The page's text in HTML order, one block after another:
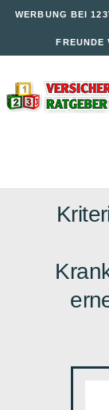
WERBUNG BEI
FREUNDE